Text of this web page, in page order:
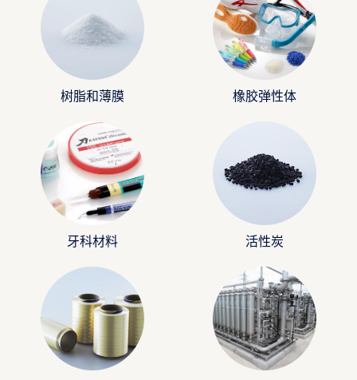
树脂和薄膜 橡胶弹性体
牙科材料 活性炭